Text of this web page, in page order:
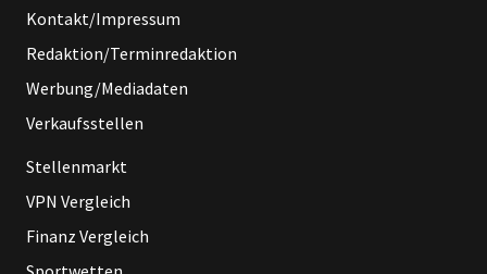
Kontakt/Impressum
Redaktion/Terminredaktion
Werbung/Mediadaten
Verkaufsstellen
Stellenmarkt
VPN Vergleich
Finanz Vergleich